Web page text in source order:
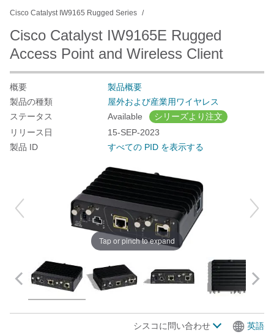
Cisco Catalyst IW9165 Rugged Series
Cisco Catalyst IW9165E Rugged
Access Point and Wireless Client
概要
製品概要
製品の種類
屋外および産業用ワイヤレス
ステータス
Available
シリーズより注文
リリース日
15-SEP-2023
製品 ID
すべての PID を表示する
Tap or pinch to expand
シスコに問い合わせ 英語